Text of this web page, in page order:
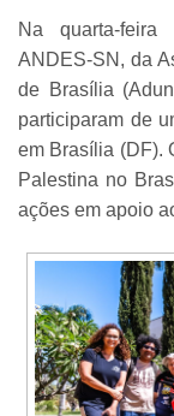
Na quarta-
ANDES-SN, da
de Brasília
participaram de
em Brasília (DF).
Palestina no
ações em apoio